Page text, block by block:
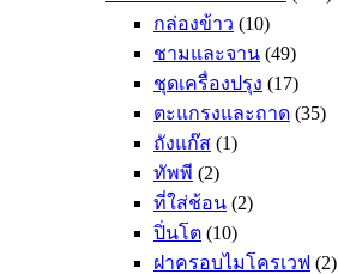
กล่องข้าว (10)
ชามและจาน (49)
ชุดเครื่องปรุง (17)
ตะแกรงและถาด (35)
ถังแก๊ส (1)
ทัพพี (2)
ที่ใส่ช้อน (2)
ปิ่นโต (10)
ฝาครอบไมโครเวฟ (2)